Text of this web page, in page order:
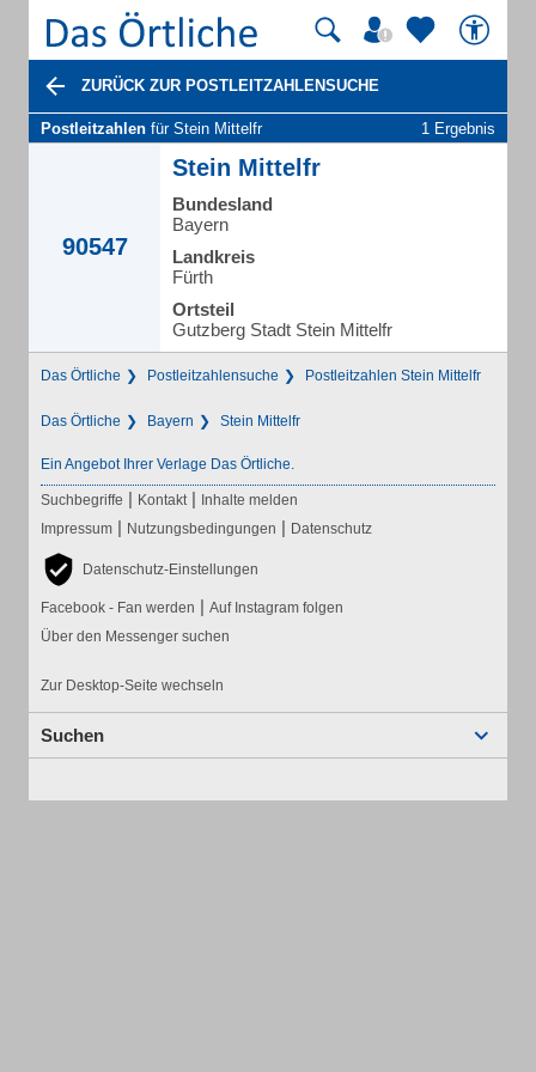
ZURÜCK ZUR POSTLEITZAHLENSUCHE
Postleitzahlen für Stein Mittelfr 1 Ergebnis
90547
Stein Mittelfr
Bundesland
Bayern
Landkreis
Fürth
Ortsteil
Gutzberg Stadt Stein Mittelfr
Das Örtliche Postleitzahlensuche Postleitzahlen Stein Mittelfr
Das Örtliche Bayern Stein Mittelfr
Ein Angebot Ihrer Verlage Das Örtliche.
Suchbegriffe | Kontakt | Inhalte melden
Impressum | Nutzungsbedingungen | Datenschutz
Datenschutz-Einstellungen
Facebook - Fan werden | Auf Instagram folgen
Über den Messenger suchen
Zur Desktop-Seite wechseln
Suchen